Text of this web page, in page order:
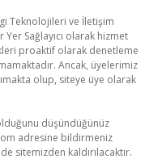
Teknolojileri ve İletişim
Sağlayıcı olarak hizmet
proaktif olarak denetleme
Ancak, üyelerimiz
olup, siteye üye olarak
düşündüğünüz
adresine bildirmeniz
sitemizden kaldırılacaktır.